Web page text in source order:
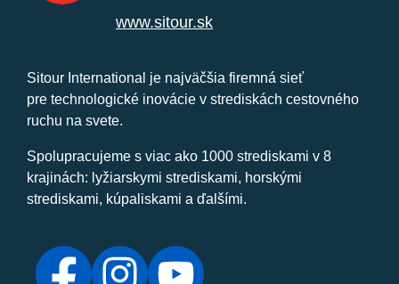
www.sitour.sk
Sitour International je najväčšia firemná sieť
pre technologické inovácie v strediskách cestovného
ruchu na svete.
Spolupracujeme s viac ako 1000 strediskami v 8
krajinách: lyžiarskymi strediskami, horskými
strediskami, kúpaliskami a ďalšími.